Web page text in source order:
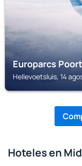
Europarcs
Hellevoetsluis, 14
Hoteles en